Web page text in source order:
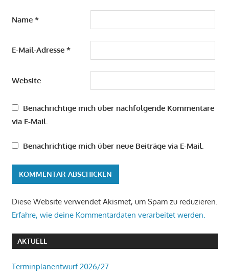
Name *
E-Mail-Adresse *
Website
Benachrichtige mich über nachfolgende Kommentare
via E-Mail.
Benachrichtige mich über neue Beiträge via E-Mail.
Diese Website verwendet Akismet, um Spam zu reduzieren.
Erfahre, wie deine Kommentardaten verarbeitet werden.
AKTUELL
Terminplanentwurf 2026/27